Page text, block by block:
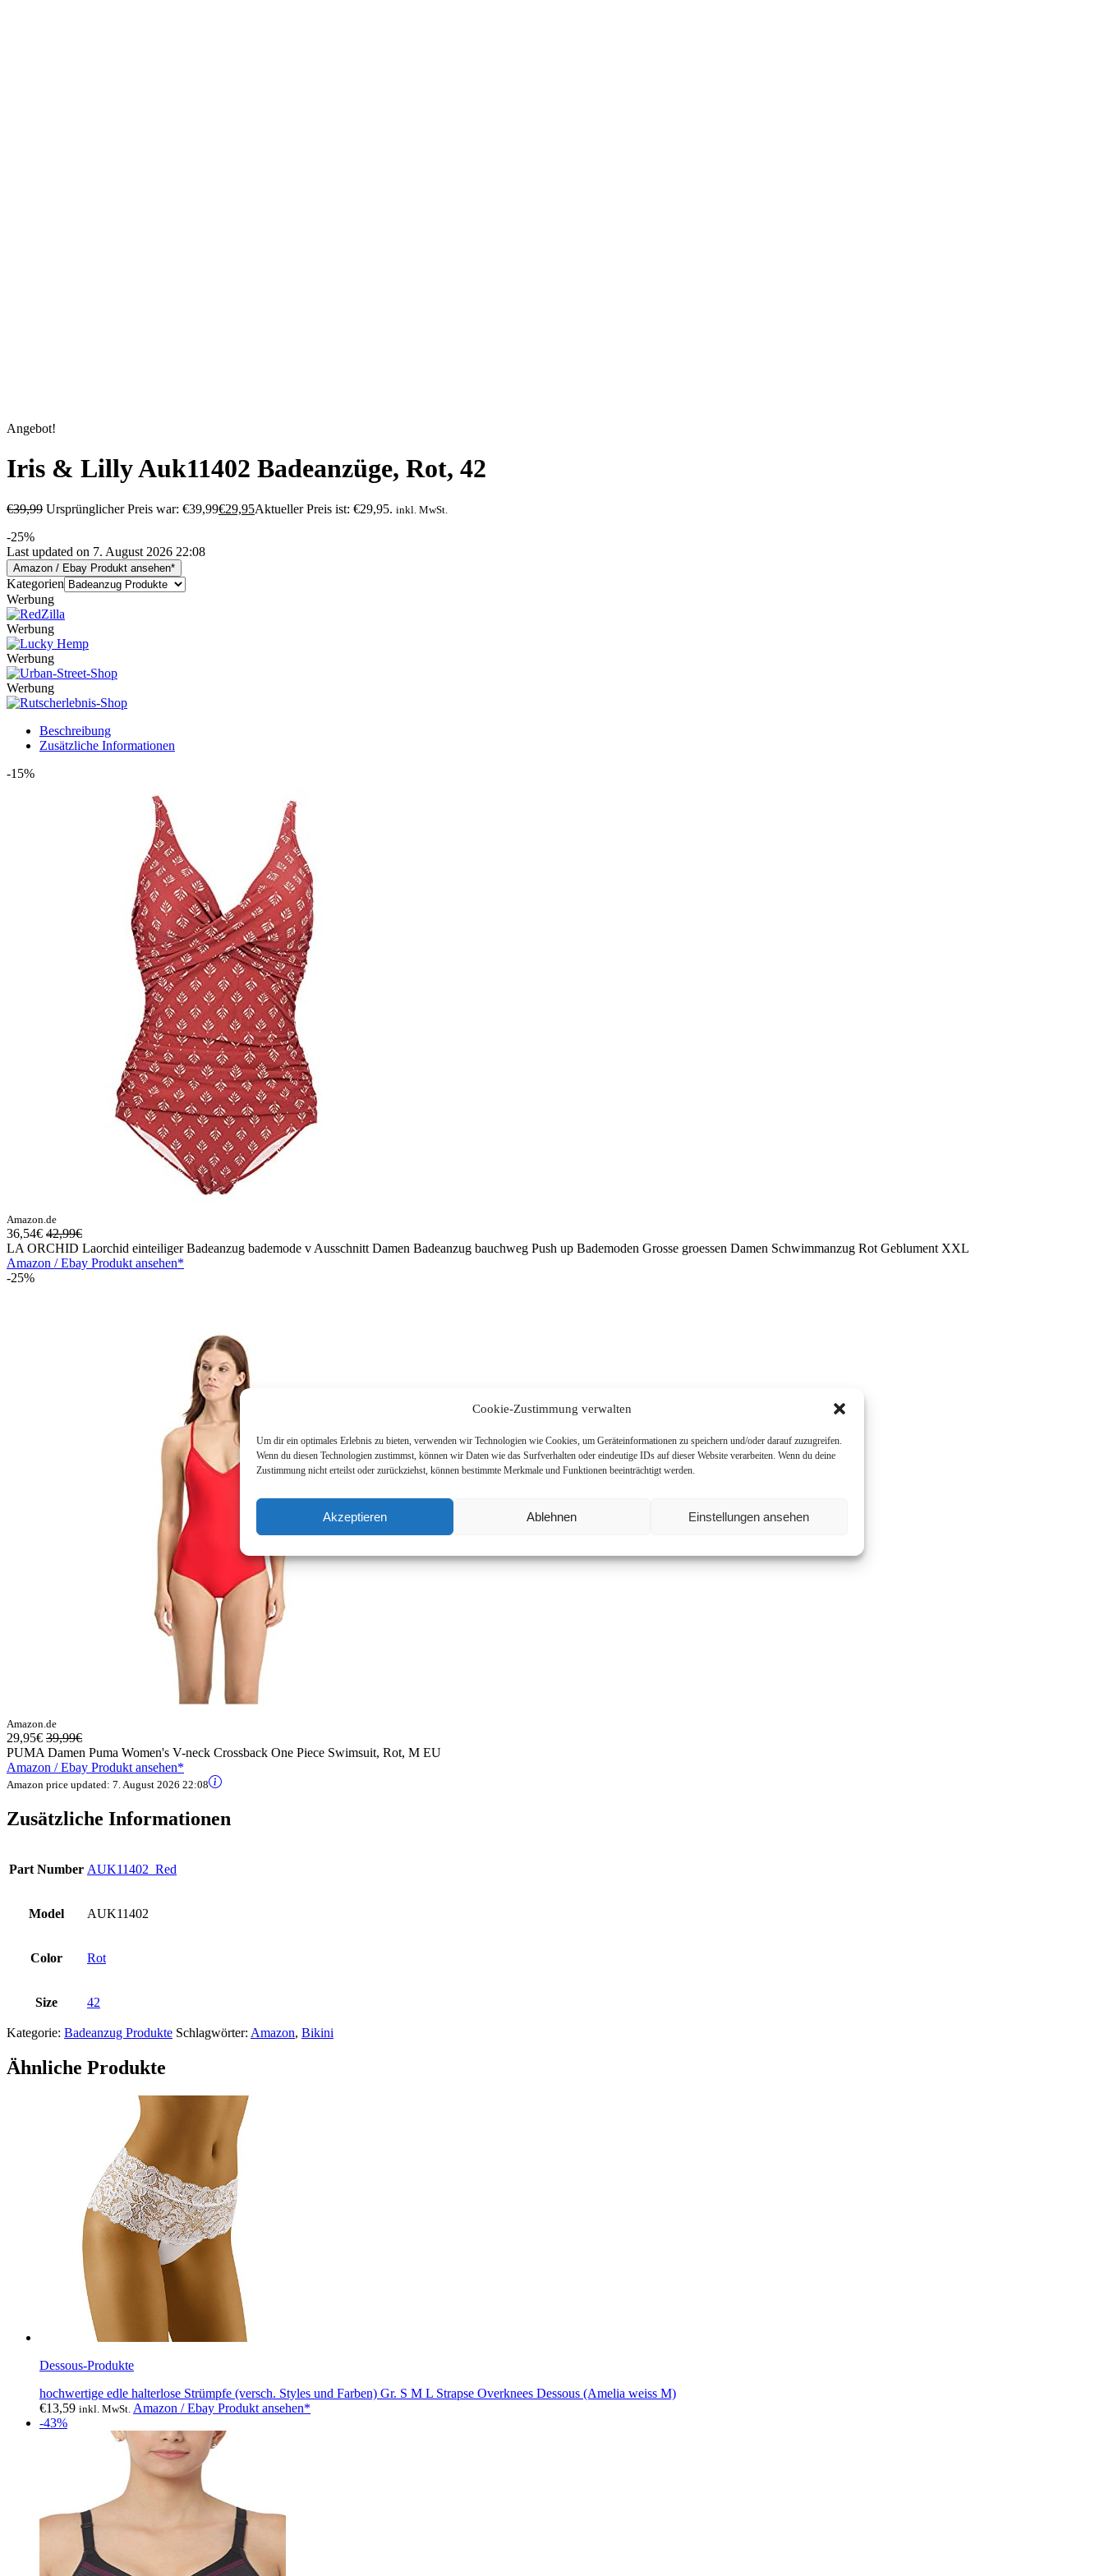
Angebot!
Iris & Lilly Auk11402 Badeanzüge, Rot, 42
€39,99 Ursprünglicher Preis war: €39,99€29,95Aktueller Preis ist: €29,95. inkl. MwSt.
-25%
Last updated on 7. August 2026 22:08
Amazon / Ebay Produkt ansehen*
Kategorien
Werbung
Werbung
Werbung
Werbung
Beschreibung
Zusätzliche Informationen
-15%
Amazon.de
36,54€ 42,99€
LA ORCHID Laorchid einteiliger Badeanzug bademode v Ausschnitt Damen Badeanzug bauchweg Push up Bademoden Grosse groessen Damen Schwimmanzug Rot Geblument XXL
Amazon / Ebay Produkt ansehen*
-25%
Amazon.de
29,95€ 39,99€
PUMA Damen Puma Women's V-neck Crossback One Piece Swimsuit, Rot, M EU
Amazon / Ebay Produkt ansehen*
Amazon price updated: 7. August 2026 22:08
Zusätzliche Informationen
Part Number AUK11402_Red
Model AUK11402
Color Rot
Size 42
Kategorie: Badeanzug Produkte Schlagwörter: Amazon, Bikini
Ähnliche Produkte
Dessous-Produkte
hochwertige edle halterlose Strümpfe (versch. Styles und Farben) Gr. S M L Strapse Overknees Dessous (Amelia weiss M)
€13,59 inkl. MwSt. Amazon / Ebay Produkt ansehen*
-43%
Cookie-Zustimmung verwalten
Um dir ein optimales Erlebnis zu bieten, verwenden wir Technologien wie Cookies, um Geräteinformationen zu speichern und/oder darauf zuzugreifen.
Wenn du diesen Technologien zustimmst, können wir Daten wie das Surfverhalten oder eindeutige IDs auf dieser Website verarbeiten. Wenn du deine
Zustimmung nicht erteilst oder zurückziehst, können bestimmte Merkmale und Funktionen beeinträchtigt werden.
Akzeptieren Ablehnen Einstellungen ansehen